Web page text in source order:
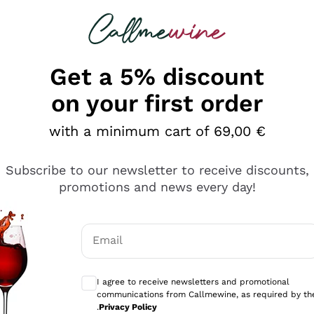
looking for
diversi e con un ampio range di prezzo. Le
Get a 5% discount
on your first order
with a minimum cart of 69,00 €
Subscribe to our newsletter to receive discounts,
promotions and news every day!
Email
I agree to receive newsletters and promotional
communications from Callmewine, as required by
.Privacy Policy